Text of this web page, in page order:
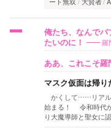
俺たち、なんで
たいのに！
羅
ああ、これこそ羅
マスク仮面は帰り
かくして……リアル
始まる！ 令和時代
り大魔導師と聖女に